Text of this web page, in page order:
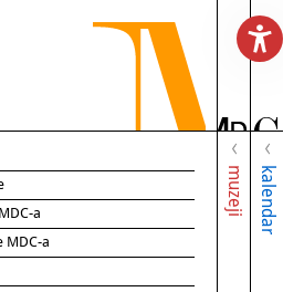
muzeji kalendar
a
MDC-a